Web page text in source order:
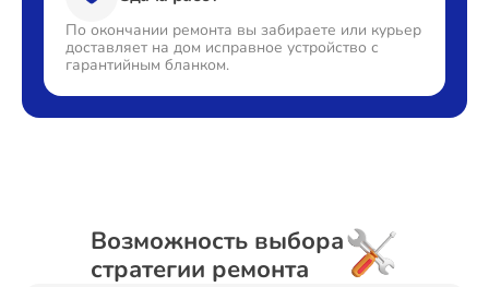
По окончании ремонта вы забираете или курьер
доставляет на дом исправное устройство с
гарантийным бланком.
Возможность выбора
стратегии ремонта